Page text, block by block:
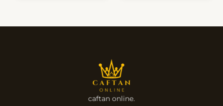
caftan online.